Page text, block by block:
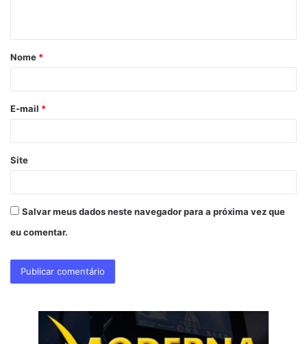
á
r
*
Nome *
E-mail *
Site
Salvar meus dados neste navegador para a próxima vez que
eu comentar.